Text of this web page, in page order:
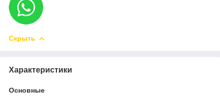
Скрыть
Характеристики
Основные